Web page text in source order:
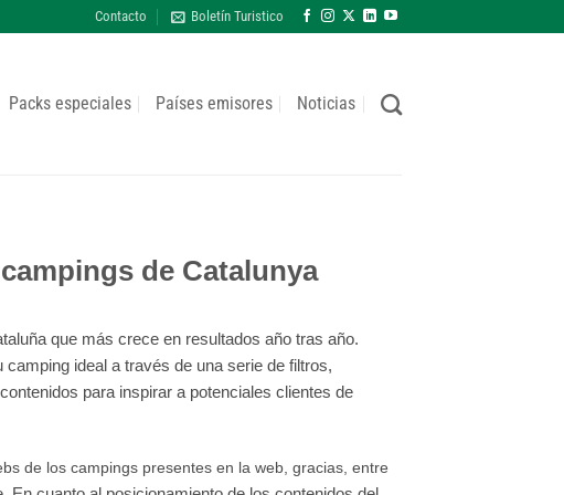
Contacto Boletín Turistico
Packs especiales Países emisores Noticias
de Catalunya
que más crece en resultados año tras año.
ideal a través de una serie de filtros,
para inspirar a potenciales clientes de
de los campings presentes en la web, gracias, entre